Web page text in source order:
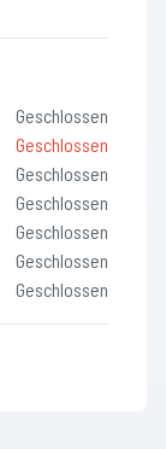
Geschlossen
Geschlossen
Geschlossen
Geschlossen
Geschlossen
Geschlossen
Geschlossen